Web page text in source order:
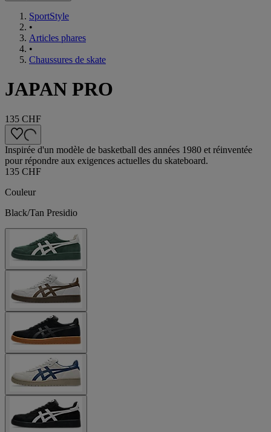
SportStyle
•
Articles phares
•
Chaussures de skate
JAPAN PRO
135 CHF
Inspirée d'un modèle de basketball des années 1980 et réinventée
pour répondre aux exigences actuelles du skateboard.
135 CHF
Couleur
Black/Tan Presidio